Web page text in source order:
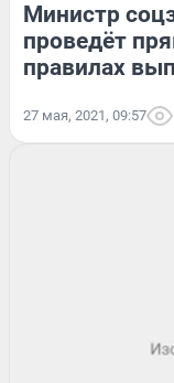
Министр
проведёт
правилах
27 мая, 2021, 09:57